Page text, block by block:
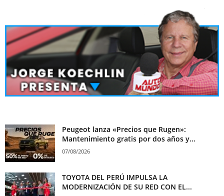
Peugeot lanza «Precios que Rugen»:
Mantenimiento gratis por dos años y...
07/08/2026
TOYOTA DEL PERÚ IMPULSA LA
MODERNIZACIÓN DE SU RED CON EL...